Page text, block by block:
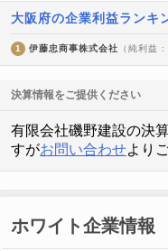
大阪府の企業利益ランキ
1 伊藤忠商事株式会社 （純利益
決算情報をご提供ください
有限会社磯野建設の決
すがお問い合わせより
ホワイト企業情報